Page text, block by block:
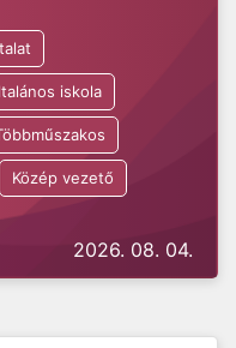
iskola
Közép vezető
2026. 08. 04.